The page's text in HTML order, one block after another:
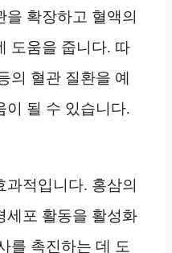
확장하고 혈액의
도움을 줍니다. 따
의 혈관 질환을 예
이 될 수 있습니다.
적입니다. 홍삼의
세포 활동을 활성화
를 촉진하는 데 도